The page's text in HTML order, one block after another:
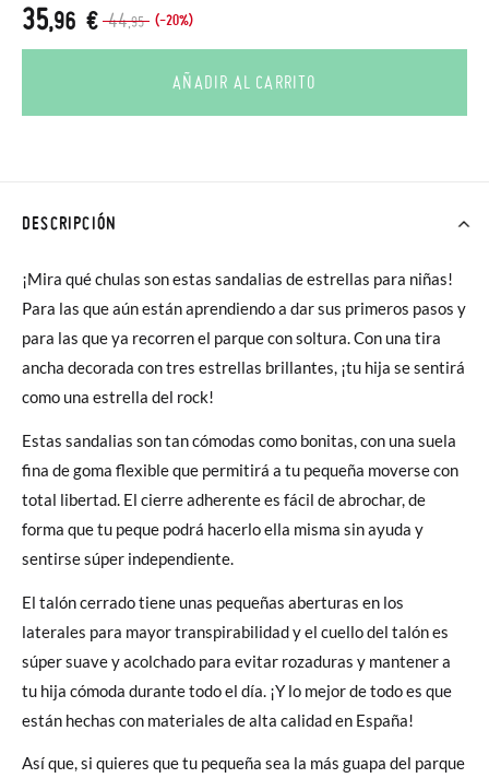
44,95 (-20%)
35,96 €
AÑADIR AL CARRITO
DESCRIPCIÓN
¡Mira qué chulas son estas sandalias de estrellas para niñas!
Para las que aún están aprendiendo a dar sus primeros pasos y
para las que ya recorren el parque con soltura. Con una tira
ancha decorada con tres estrellas brillantes, ¡tu hija se sentirá
como una estrella del rock!
Estas sandalias son tan cómodas como bonitas, con una suela
fina de goma flexible que permitirá a tu pequeña moverse con
total libertad. El cierre adherente es fácil de abrochar, de
forma que tu peque podrá hacerlo ella misma sin ayuda y
sentirse súper independiente.
El talón cerrado tiene unas pequeñas aberturas en los
laterales para mayor transpirabilidad y el cuello del talón es
súper suave y acolchado para evitar rozaduras y mantener a
tu hija cómoda durante todo el día. ¡Y lo mejor de todo es que
están hechas con materiales de alta calidad en España!
Así que, si quieres que tu pequeña sea la más guapa del parque